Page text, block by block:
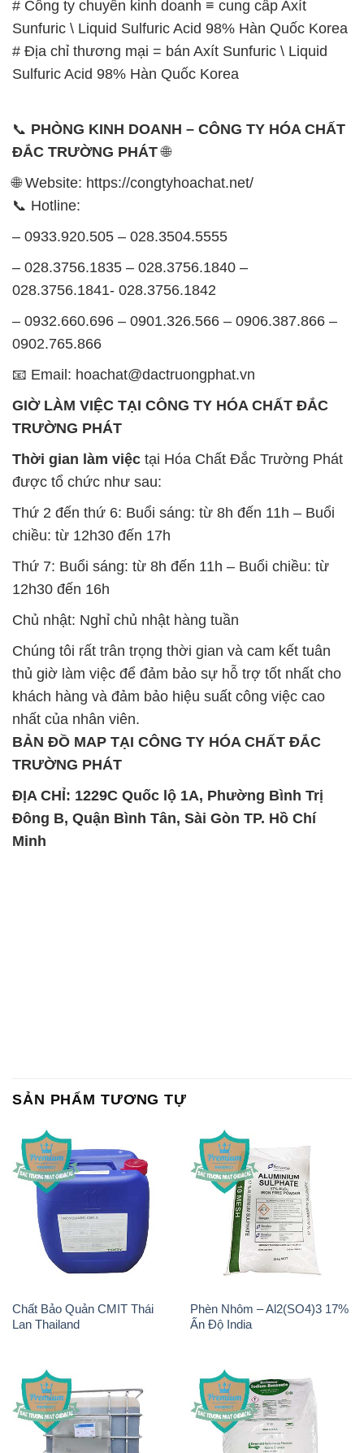
# Công ty chuyên kinh doanh ≡ cung cấp Axít
Sunfuric \ Liquid Sulfuric Acid 98% Hàn Quốc Korea
# Địa chỉ thương mại = bán Axít Sunfuric \ Liquid
Sulfuric Acid 98% Hàn Quốc Korea
📞 PHÒNG KINH DOANH – CÔNG TY HÓA CHẤT
ĐẮC TRƯỜNG PHÁT🌐
🌐 Website: https://congtyhoachat.net/
📞 Hotline:
– 0933.920.505 – 028.3504.5555
– 028.3756.1835 – 028.3756.1840 –
028.3756.1841- 028.3756.1842
– 0932.660.696 – 0901.326.566 – 0906.387.866 –
0902.765.866
📧 Email: hoachat@dactruongphat.vn
GIỜ LÀM VIỆC TẠI CÔNG TY HÓA CHẤT ĐẮC
TRƯỜNG PHÁT
Thời gian làm việc tại Hóa Chất Đắc Trường Phát
được tổ chức như sau:
Thứ 2 đến thứ 6: Buổi sáng: từ 8h đến 11h – Buổi
chiều: từ 12h30 đến 17h
Thứ 7: Buổi sáng: từ 8h đến 11h – Buổi chiều: từ
12h30 đến 16h
Chủ nhật: Nghỉ chủ nhật hàng tuần
Chúng tôi rất trân trọng thời gian và cam kết tuân
thủ giờ làm việc để đảm bảo sự hỗ trợ tốt nhất cho
khách hàng và đảm bảo hiệu suất công việc cao
nhất của nhân viên.
BẢN ĐỒ MAP TẠI CÔNG TY HÓA CHẤT ĐẮC
TRƯỜNG PHÁT
ĐỊA CHỈ: 1229C Quốc lộ 1A, Phường Bình Trị
Đông B, Quận Bình Tân, Sài Gòn TP. Hồ Chí
Minh
SẢN PHẨM TƯƠNG TỰ
Chất Bảo Quản CMIT Thái
Lan Thailand
Phèn Nhôm – Al2(SO4)3 17%
Ấn Độ India